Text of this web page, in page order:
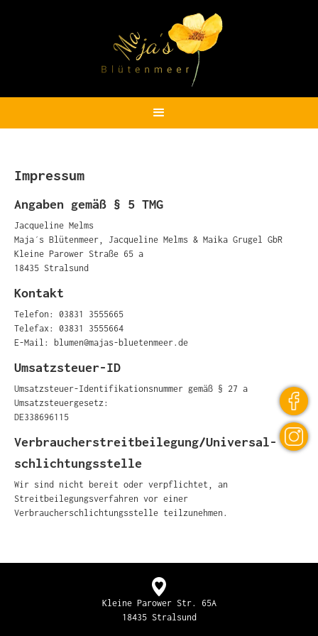
Impressum
Angaben gemäß § 5 TMG
Jacqueline Melms
Maja´s Blütenmeer, Jacqueline Melms & Maika Grugel GbR
Kleine Parower Straße 65 a
18435 Stralsund
Kontakt
Telefon: 03831 3555665
Telefax: 03831 3555664
E-Mail: blumen@majas-bluetenmeer.de
Umsatzsteuer-ID
Umsatzsteuer-Identifikationsnummer gemäß § 27 a
Umsatzsteuergesetz:
DE338696115
Verbraucher­streit­beilegung/Universal­
schlichtungs­stelle
Wir sind nicht bereit oder verpflichtet, an
Streitbeilegungsverfahren vor einer
Verbraucherschlichtungsstelle teilzunehmen.
Kleine Parower Str. 65A
18435 Stralsund